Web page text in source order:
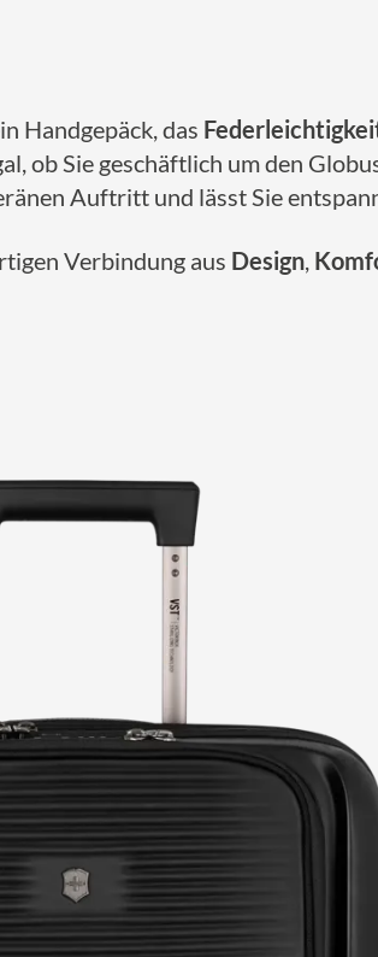
Handgepäck, das
ob Sie geschäftlich um den
Auftritt und lässt Sie
Verbindung aus Design,